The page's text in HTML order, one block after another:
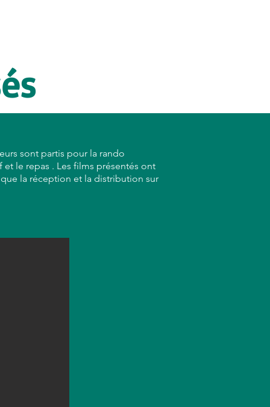
sont partis pour la rando
le repas . Les films présentés ont
la réception et la distribution sur